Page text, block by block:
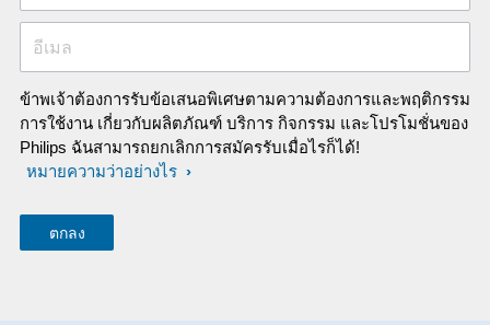
อีเมล
ข้าพเจ้าต้องการรับข้อเสนอพิเศษตามความต้องการและพฤติกรรม
การใช้งาน เกี่ยวกับผลิตภัณฑ์ บริการ กิจกรรม และโปรโมชั่นของ
Philips ฉันสามารถยกเลิกการสมัครรับเมื่อไรก็ได้!
หมายความว่าอย่างไร